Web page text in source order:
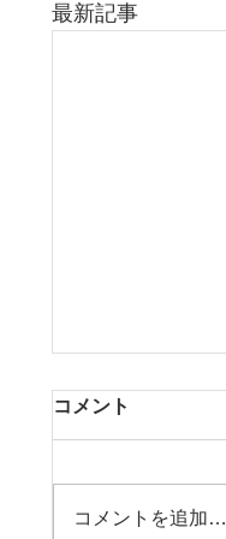
最新記事
茶器展 VII
コメント
コメントを追加…